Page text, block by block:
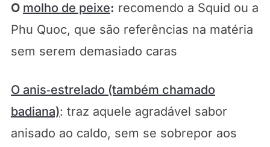
O molho de peixe: recomendo a Squid ou a
Phu Quoc, que são referências na matéria
sem serem demasiado caras
O anis‑estrelado (também chamado
badiana): traz aquele agradável sabor
anisado ao caldo, sem se sobrepor aos